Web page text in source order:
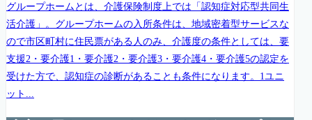
グループホームとは、介護保険制度上では「認知症対応型共同生
活介護」。グループホームの入所条件は、地域密着型サービスな
ので市区町村に住民票がある人のみ、介護度の条件としては、要
支援2・要介護1・要介護2・要介護3・要介護4・要介護5の認定を
受けた方で、認知症の診断があることも条件になります。1ユニ
ット...